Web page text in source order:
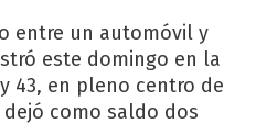
entre un automóvil y
este domingo en la
43, en pleno centro de
como saldo dos